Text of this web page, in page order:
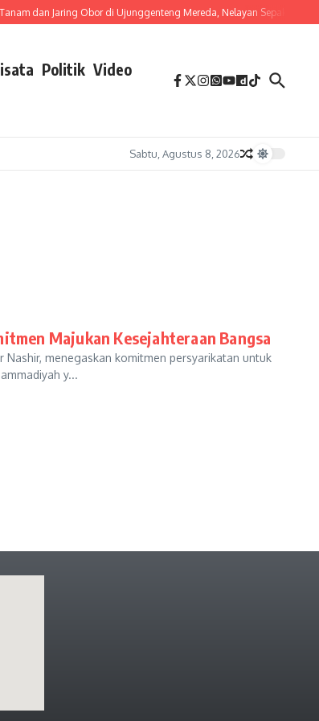
dan Jaring Obor di Ujunggenteng Mereda, Nelayan Sepakati 12
Politik Video
Sabtu, Agustus 8, 2026
Majukan Kesejahteraan Bangsa
Nashir, menegaskan komitmen persyarikatan untuk
y...